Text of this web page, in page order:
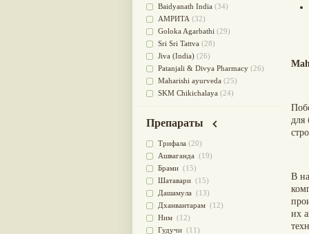
для
В
их
Успокоительное(36)
Для глаз(34)
от геморроя(34)
Противовоспалительное
Для Питта доши
Для сердца(32)
Для сосудов головного мозга
(32)
Для лица(31)
Употребление в пищу
Ароматерапия(29)
Жаропонижающее
для памяти (28)
для почек(28)
Обезболивающие (28)
Слабительное
Афродизиак(27)
Baidyanath India (34)
АМРИТА (32)
Goloka Agarbathi (29)
Sri Sri Tattva (28)
Jiva (India) (26)
Patanjali & Divya Pharmacy (26)
Maharishi ayurveda (25)
SKM Chikichalaya (24)
CONCENTRATES LTD (India)
CHARAK PHARMA
Satya Sai(20)
Vyas(20)
Bipha(19)
Kerala Ayurveda
Organic India pvt ltd
Lalita (16)
Ashtang Herbals
Препараты
Трифала (20)
Ашваганда (19)
Брами (15)
Шатавари (15)
Дашамула (13)
Дханвантарам (12)
Ним (12)
Гудучи (11)